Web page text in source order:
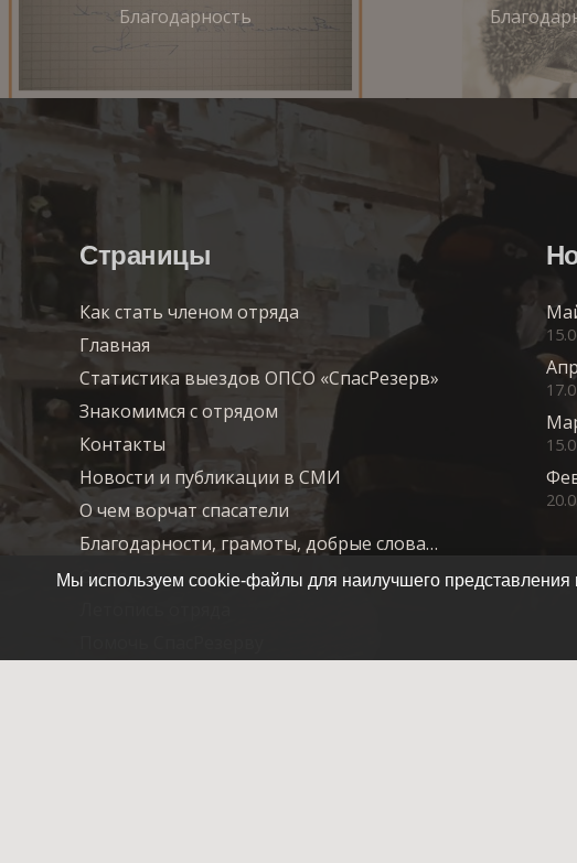
Благодарность
Страницы
Как стать членом отряда
Главная
Статистика выездов ОПСО «СпасРезерв»
Знакомимся с отрядом
Контакты
Новости и публикации в СМИ
О чем ворчат спасатели
Благодарности, грамоты, добрые слова…
О нас
Мы используем cookie-файлы для наилучшего представления